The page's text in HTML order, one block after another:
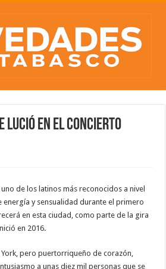
lució en el concierto
de los latinos más reconocidos a nivel
energía y sensualidad durante el primero
en esta ciudad, como parte de la gira
en 2016.
York, pero puertorriqueño de corazón,
a unas diez mil personas que se